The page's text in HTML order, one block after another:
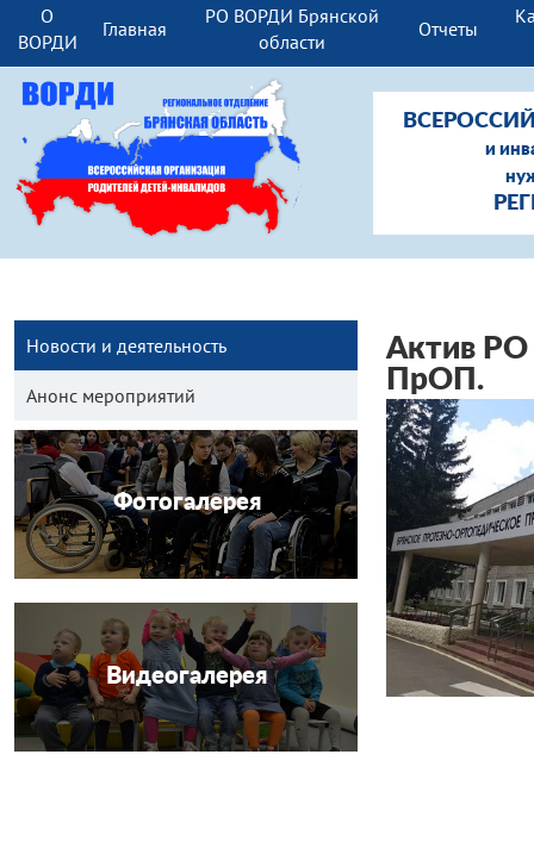
О
ВОРДИ
Главная
РО ВОРДИ Брянской
области
Отчеты
и
Новости и деятельность
Анонс мероприятий
Фотогалерея
Видеогалерея
Актив РО
ПрОП.